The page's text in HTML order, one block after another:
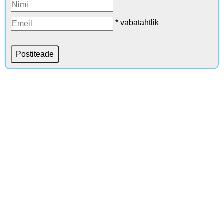
* vabatahtlik